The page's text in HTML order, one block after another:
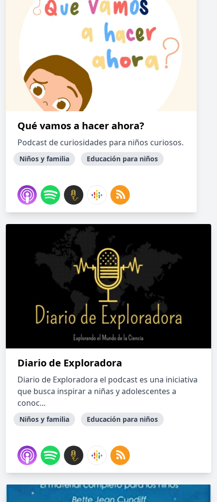
Qué vamos a hacer ahora?
Podcast de curiosidades para niños curiosos.
Niños y familia Educación para niños
Diario de Exploradora
Diario de Exploradora el podcast es una iniciativa
que busca inspirar a niñas y adolescentes a
conoc...
Niños y familia Educación para niños